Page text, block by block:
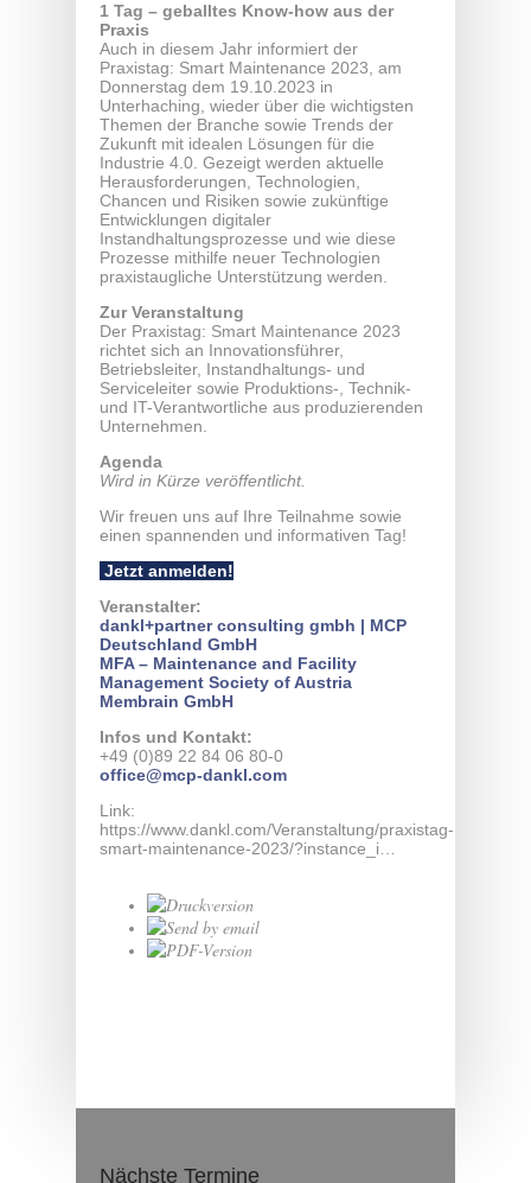
1 Tag – geballtes Know-how aus der
Praxis
Auch in diesem Jahr informiert der
Praxistag: Smart Maintenance 2023, am
Donnerstag dem 19.10.2023 in
Unterhaching, wieder über die wichtigsten
Themen der Branche sowie Trends der
Zukunft mit idealen Lösungen für die
Industrie 4.0. Gezeigt werden aktuelle
Herausforderungen, Technologien,
Chancen und Risiken sowie zukünftige
Entwicklungen digitaler
Instandhaltungsprozesse und wie diese
Prozesse mithilfe neuer Technologien
praxistaugliche Unterstützung werden.
Zur Veranstaltung
Der Praxistag: Smart Maintenance 2023
richtet sich an Innovationsführer,
Betriebsleiter, Instandhaltungs- und
Serviceleiter sowie Produktions-, Technik-
und IT-Verantwortliche aus produzierenden
Unternehmen.
Agenda
Wird in Kürze veröffentlicht.
Wir freuen uns auf Ihre Teilnahme sowie
einen spannenden und informativen Tag!
Jetzt anmelden!
Veranstalter:
dankl+partner consulting gmbh | MCP
Deutschland GmbH
MFA – Maintenance and Facility
Management Society of Austria
Membrain GmbH
Infos und Kontakt:
+49 (0)89 22 84 06 80-0
office@mcp-dankl.com
Link:
https://www.dankl.com/Veranstaltung/praxistag-
smart-maintenance-2023/?instance_i…
Nächste Termine